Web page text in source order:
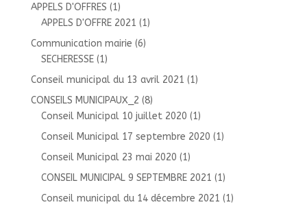
APPELS D'OFFRES (1)
APPELS D'OFFRE 2021 (1)
Communication mairie (6)
SECHERESSE(1)
Conseil municipal du 13 avril 2021 (1)
CONSEILS MUNICIPAUX_2 (8)
Conseil Municipal 10 juillet 2020 (1)
Conseil Municipal 17 septembre 2020 (1)
Conseil Municipal 23 mai 2020 (1)
CONSEIL MUNICIPAL 9 SEPTEMBRE 2021 (1)
Conseil municipal du 14 décembre 2021 (1)